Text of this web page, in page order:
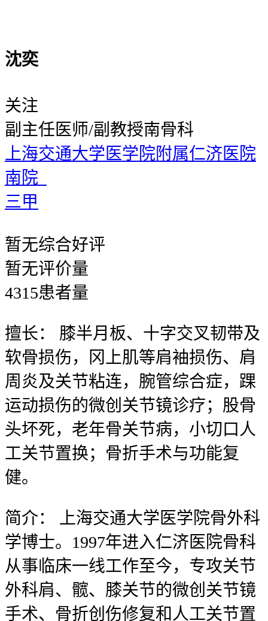
沈奕
关注
副主任医师/副教授南骨科
上海交通大学医学院附属仁济医院
南院
三甲
暂无综合好评
暂无评价量
4315患者量
擅长：
膝半月板、十字交叉韧带及
软骨损伤，冈上肌等肩袖损伤、肩
周炎及关节粘连，腕管综合症，踝
运动损伤的微创关节镜诊疗；股骨
头坏死，老年骨关节病，小切口人
工关节置换；骨折手术与功能复
健。
简介：
上海交通大学医学院骨外科
学博士。1997年进入仁济医院骨科
从事临床一线工作至今，专攻关节
外科肩、髋、膝关节的微创关节镜
手术、骨折创伤修复和人工关节置